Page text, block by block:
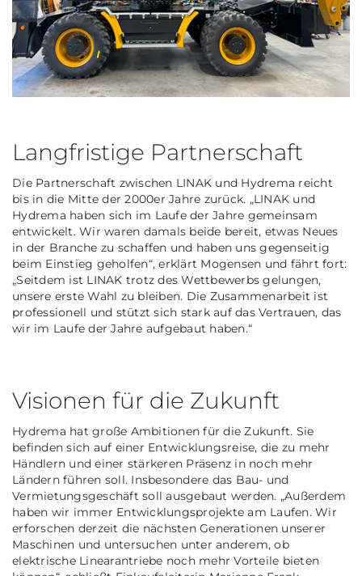
Langfristige Partnerschaft
Die Partnerschaft zwischen LINAK und Hydrema reicht
bis in die Mitte der 2000er Jahre zurück. „LINAK und
Hydrema haben sich im Laufe der Jahre gemeinsam
entwickelt. Wir waren damals beide bereit, etwas Neues
in der Branche zu schaffen und haben uns gegenseitig
beim Einstieg geholfen“, erklärt Mogensen und fährt fort:
„Seitdem ist LINAK trotz des Wettbewerbs gelungen,
unsere erste Wahl zu bleiben. Die Zusammenarbeit ist
professionell und stützt sich stark auf das Vertrauen, das
wir im Laufe der Jahre aufgebaut haben.“
Visionen für die Zukunft
Hydrema hat große Ambitionen für die Zukunft. Sie
befinden sich auf einer Entwicklungsreise, die zu mehr
Händlern und einer stärkeren Präsenz in noch mehr
Ländern führen soll. Insbesondere das Bau- und
Vermietungsgeschäft soll ausgebaut werden. „Außerdem
haben wir immer Entwicklungsprojekte am Laufen. Wir
erforschen derzeit die nächsten Generationen unserer
Maschinen und untersuchen unter anderem, ob
elektrische Linearantriebe noch mehr Vorteile bieten